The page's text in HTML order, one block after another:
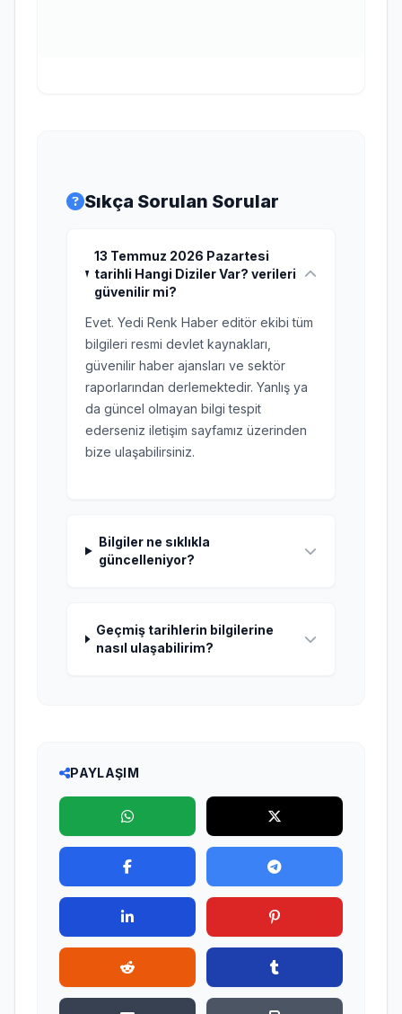
Sıkça Sorulan Sorular
13 Temmuz 2026 Pazartesi
tarihli Hangi Diziler Var? verileri
güvenilir mi?
Evet. Yedi Renk Haber editör ekibi tüm
bilgileri resmi devlet kaynakları,
güvenilir haber ajansları ve sektör
raporlarından derlemektedir. Yanlış ya
da güncel olmayan bilgi tespit
ederseniz iletişim sayfamız üzerinden
bize ulaşabilirsiniz.
Bilgiler ne sıklıkla
güncelleniyor?
Geçmiş tarihlerin bilgilerine
nasıl ulaşabilirim?
PAYLAŞIM